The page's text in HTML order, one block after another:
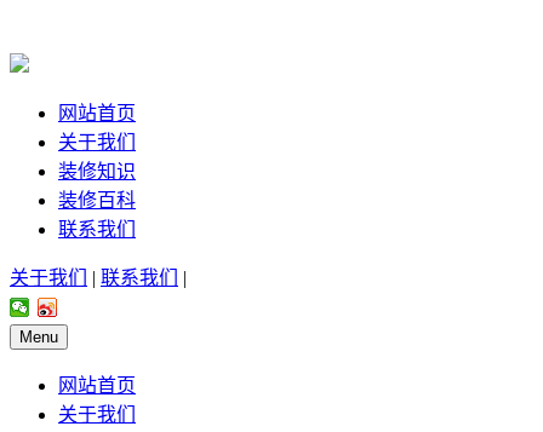
网站首页
关于我们
装修知识
装修百科
联系我们
关于我们 | 联系我们 |
Menu
网站首页
关于我们